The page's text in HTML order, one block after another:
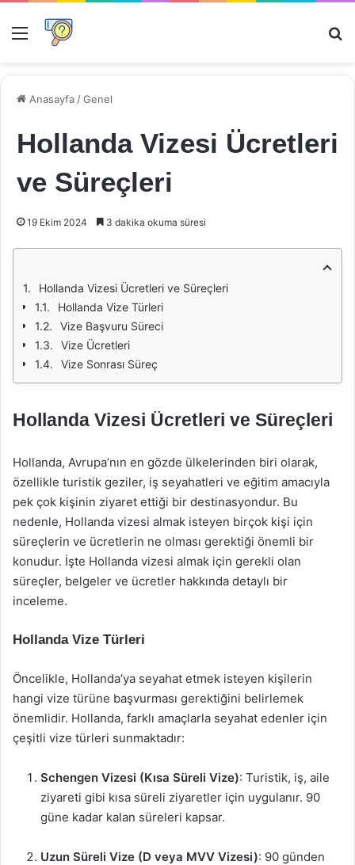
Menü
Anasayfa /Genel
Hollanda Vizesi Ücretleri
ve Süreçleri
19 Ekim 2024 3 dakika okuma süresi
Hollanda Vizesi Ücretleri ve Süreçleri
Hollanda Vize Türleri
Vize Başvuru Süreci
Vize Ücretleri
Vize Sonrası Süreç
Hollanda Vizesi Ücretleri ve Süreçleri
Hollanda, Avrupa’nın en gözde ülkelerinden biri olarak,
özellikle turistik geziler, iş seyahatleri ve eğitim amacıyla
pek çok kişinin ziyaret ettiği bir destinasyondur. Bu
nedenle, Hollanda vizesi almak isteyen birçok kişi için
süreçlerin ve ücretlerin ne olması gerektiği önemli bir
konudur. İşte Hollanda vizesi almak için gerekli olan
süreçler, belgeler ve ücretler hakkında detaylı bir
inceleme.
Hollanda Vize Türleri
Öncelikle, Hollanda’ya seyahat etmek isteyen kişilerin
hangi vize türüne başvurması gerektiğini belirlemek
önemlidir. Hollanda, farklı amaçlarla seyahat edenler için
çeşitli vize türleri sunmaktadır:
Schengen Vizesi (Kısa Süreli Vize): Turistik, iş, aile
ziyareti gibi kısa süreli ziyaretler için uygulanır. 90
güne kadar kalan süreleri kapsar.
Uzun Süreli Vize (D veya MVV Vizesi): 90 günden